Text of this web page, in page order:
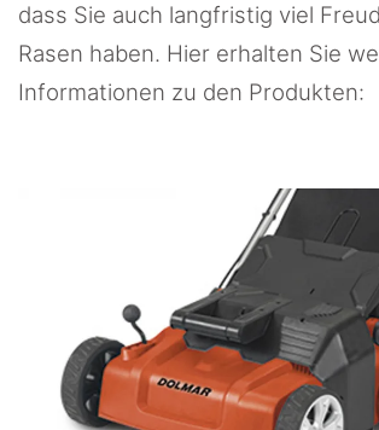
dass Sie auch langfristig viel
Rasen haben. Hier erhalten Sie
Informationen zu den Produkten: